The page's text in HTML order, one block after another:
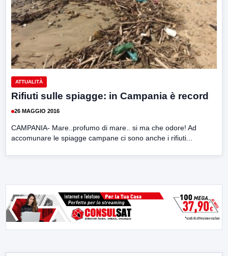
ATTUALITÀ
Rifiuti sulle spiagge: in Campania è record
26 MAGGIO 2016
CAMPANIA- Mare..profumo di mare.. si ma che odore! Ad
accomunare le spiagge campane ci sono anche i rifiuti...